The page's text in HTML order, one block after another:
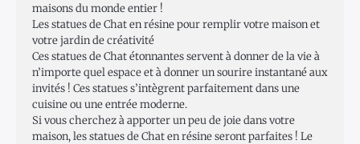
maisons du monde entier !
Les statues de Chat en résine pour remplir votre maison et
votre jardin de créativité
Ces statues de Chat étonnantes servent à donner de la vie à
n’importe quel espace et à donner un sourire instantané aux
invités ! Ces statues s’intègrent parfaitement dans une
cuisine ou une entrée moderne.
Si vous cherchez à apporter un peu de joie dans votre
maison, les statues de Chat en résine seront parfaites ! Le